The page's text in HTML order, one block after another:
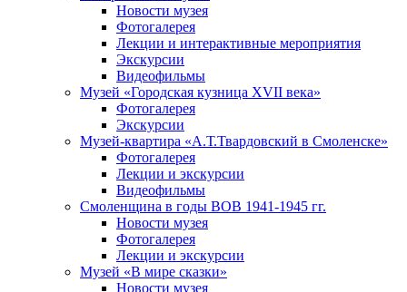
Новости музея
Фотогалерея
Лекции и интерактивные мероприятия
Экскурсии
Видеофильмы
Музей «Городская кузница XVII века»
Фотогалерея
Экскурсии
Музей-квартира «А.Т.Твардовский в Смоленске»
Фотогалерея
Лекции и экскурсии
Видеофильмы
Смоленщина в годы ВОВ 1941-1945 гг.
Новости музея
Фотогалерея
Лекции и экскурсии
Музей «В мире сказки»
Новости музея